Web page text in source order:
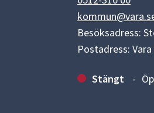
Besöksadress:
Postadress:
Stängt